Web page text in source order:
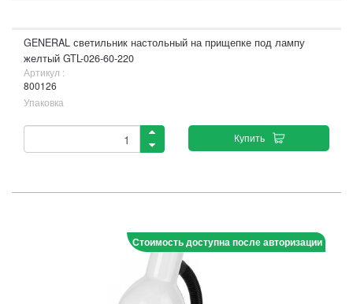
GENERAL светильник настольный на прищепке под лампу
желтый GTL-026-60-220
Артикул :
800126
Упаковка
Купить
Стоимость доступна после авторизации